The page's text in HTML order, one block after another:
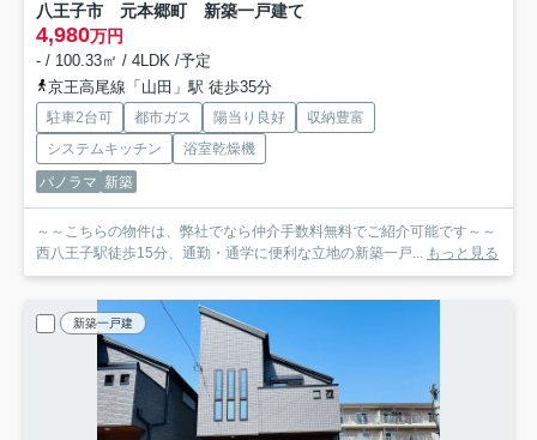
八王子市 元本郷町 新築一戸建て
4,980万円
- / 100.33㎡ / 4LDK /予定
京王高尾線「山田」駅 徒歩35分
駐車2台可 都市ガス 陽当り良好
収納豊富
システムキッチン
浴室乾燥機
パノラマ 新築
～～こちらの物件は、弊社でなら仲介手数料無料でご紹介可能です～～
西八王子駅徒歩15分、通勤・通学に便利な立地の新築一戸... もっと見る
新築一戸建